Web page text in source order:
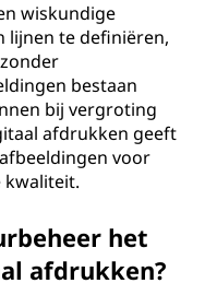
wiskundige
lijnen te definiëren,
bestaan
bij vergroting
afdrukken geeft
voor
kwaliteit.
het
afdrukken?